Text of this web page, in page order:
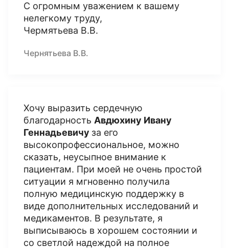
С огромным уважением к вашему
нелегкому труду,
Чермятьева В.В.
Чернятьева В.В.
Хочу выразить сердечную
благодарность Авдюхину Ивану
Геннадьевичу за его
высокопрофессиональное, можно
сказать, неусыпное внимание к
пациентам. При моей не очень простой
ситуации я мгновенно получила
полную медицинскую поддержку в
виде дополнительных исследований и
медикаментов. В результате, я
выписываюсь в хорошем состоянии и
со светлой надеждой на полное